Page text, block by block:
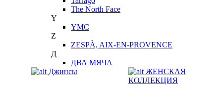
The North Face
Y
YMC
Z
ZESPÀ, AIX-EN-PROVENCE
Д
ДВА МЯЧА
Джинсы
ЖЕНСКАЯ
КОЛЛЕКЦИЯ